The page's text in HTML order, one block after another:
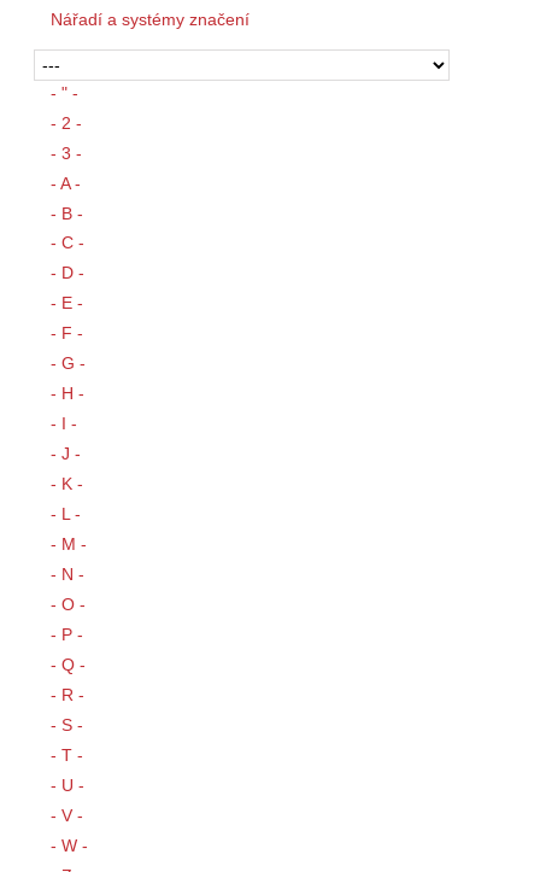
Nářadí a systémy značení
- " -
- 2 -
- 3 -
- A -
- B -
- C -
- D -
- E -
- F -
- G -
- H -
- I -
- J -
- K -
- L -
- M -
- N -
- O -
- P -
- Q -
- R -
- S -
- T -
- U -
- V -
- W -